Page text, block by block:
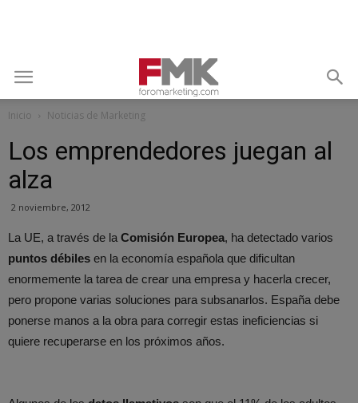
Inicio Noticias de Marketing
Los emprendedores juegan al
alza
2 noviembre, 2012
La UE, a través de la Comisión Europea, ha detectado varios
puntos débiles en la economía española que dificultan
enormemente la tarea de crear una empresa y hacerla crecer,
pero propone varias soluciones para subsanarlos. España debe
ponerse manos a la obra para corregir estas ineficiencias si
quiere recuperarse en los próximos años.